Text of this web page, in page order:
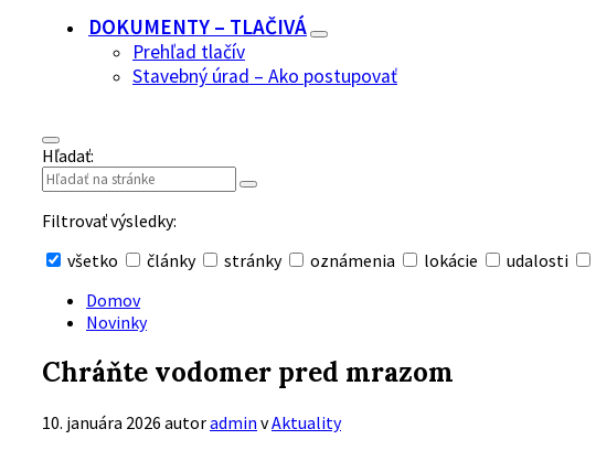
DOKUMENTY – TLAČIVÁ
Prehľad tlačív
Stavebný úrad – Ako postupovať
Hľadať:
Filtrovať výsledky:
všetko
články stránky oznámenia lokácie udalosti
vyhľadávanie
Domov
Novinky
Chráňte vodomer pred mrazom
10. januára 2026 autoradmin vAktuality